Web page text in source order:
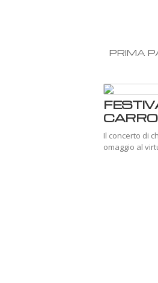
PRIMA
CARRO
Il concerto di
omaggio al